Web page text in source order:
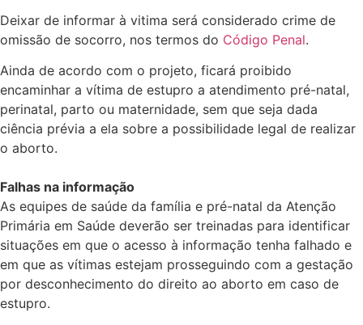
Deixar de informar à vitima será considerado crime de
omissão de socorro, nos termos do Código Penal.
Ainda de acordo com o projeto, ficará proibido
encaminhar a vítima de estupro a atendimento pré-natal,
perinatal, parto ou maternidade, sem que seja dada
ciência prévia a ela sobre a possibilidade legal de realizar
o aborto.
Falhas na informação
As equipes de saúde da família e pré-natal da Atenção
Primária em Saúde deverão ser treinadas para identificar
situações em que o acesso à informação tenha falhado e
em que as vítimas estejam prosseguindo com a gestação
por desconhecimento do direito ao aborto em caso de
estupro.